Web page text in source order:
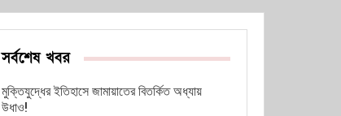
সর্বশেষ খবর
মুক্তিযুদ্ধের ইতিহাসে জামায়াতের বিতর্কিত অধ্যায়
উধাও!